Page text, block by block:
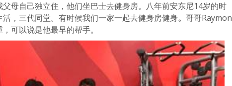
母自己独立住，他们坐巴士去健身房。八年前安东尼14岁的时
，三代同堂。有时候我们一家一起去健身房健身。 哥哥Raymon
可以说是他最早的帮手。